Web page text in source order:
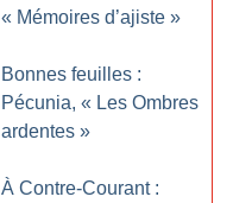
« Mémoires d’ajiste »
Bonnes feuilles :
Pécunia, « Les Ombres
ardentes »
À Contre-Courant :